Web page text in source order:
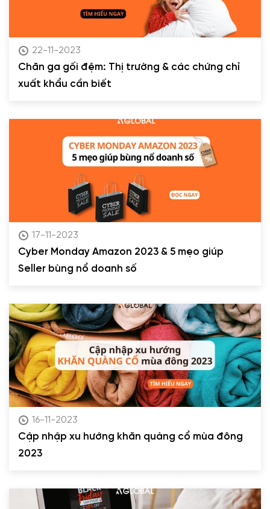
22-11-2023
Chăn ga gối đệm: Thị trường & các chứng chỉ
xuất khẩu cần biết
17-11-2023
Cyber Monday Amazon 2023 & 5 mẹo giúp
Seller bùng nổ doanh số
16-11-2023
Cập nhập xu hướng khăn quàng cổ mùa đông
2023